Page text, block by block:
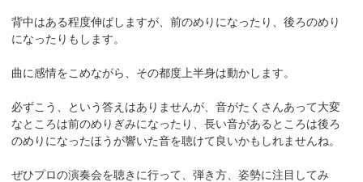
背中はある程度伸ばしますが、前のめりになったり、後ろのめり
になったりもします。
曲に感情をこめながら、その都度上半身は動かします。
必ずこう、という答えはありませんが、音がたくさんあって大変
なところは前のめりぎみになったり、長い音があるところは後ろ
のめりになったほうが響いた音を聴けて良いかもしれませんね。
ぜひプロの演奏会を聴きに行って、弾き方、姿勢に注目してみ